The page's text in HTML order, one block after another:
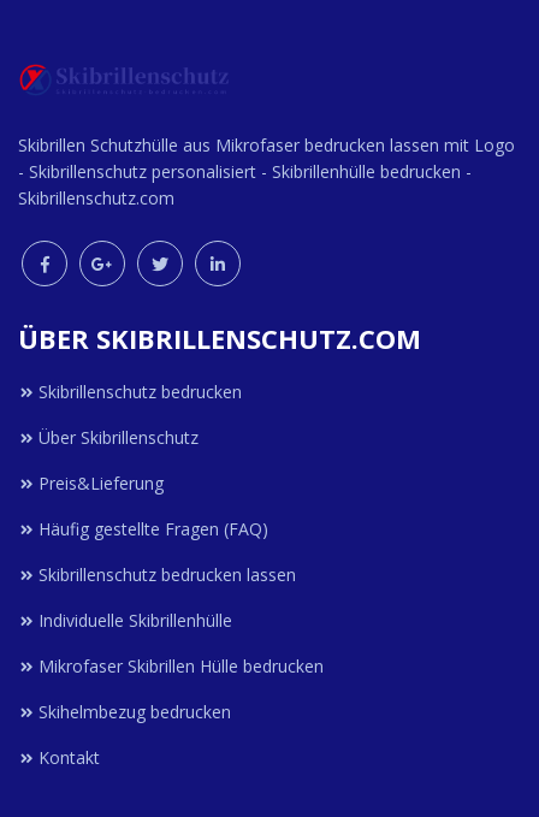
Skibrillen Schutzhülle aus Mikrofaser bedrucken lassen mit Logo
- Skibrillenschutz personalisiert - Skibrillenhülle bedrucken -
Skibrillenschutz.com
ÜBER SKIBRILLENSCHUTZ.COM
Skibrillenschutz bedrucken
Über Skibrillenschutz
Preis&Lieferung
Häufig gestellte Fragen (FAQ)
Skibrillenschutz bedrucken lassen
Individuelle Skibrillenhülle
Mikrofaser Skibrillen Hülle bedrucken
Skihelmbezug bedrucken
Kontakt